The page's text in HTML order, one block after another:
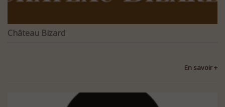
Château Bizard
En savoir +